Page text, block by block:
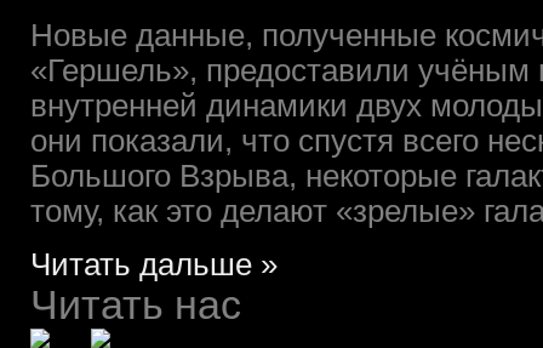
Новые данные, полученные
«Гершель», предоставили учёным
внутренней динамики двух
они показали, что спустя всего
Большого Взрыва, некоторые
тому, как это делают «зрелые»
Читать дальше »
Читать нас